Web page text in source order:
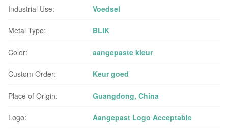
Industrial Use: Voedsel
Metal Type: BLIK
Color: aangepaste kleur
Custom Order: Keur goed
Place of Origin: Guangdong, China
Logo: Aangepast Logo Acceptable